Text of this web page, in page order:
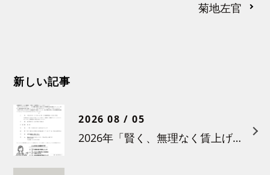
菊地左官
新しい記事
2026 08 / 05
2026年「賢く、無理なく賃上げを！小さな職場のための労務管理セミナー」の開催について